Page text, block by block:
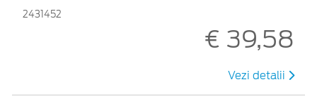
2431452
€ 39,58
Vezi detalii